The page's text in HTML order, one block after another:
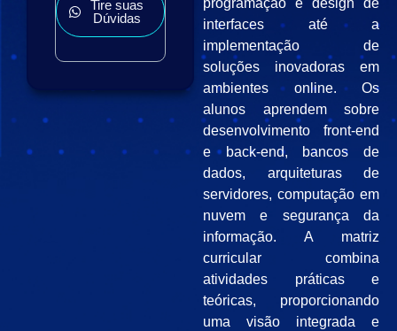
programação e design de
interfaces até a
implementação de
soluções inovadoras em
ambientes online. Os
alunos aprendem sobre
desenvolvimento front-end
e back-end, bancos de
dados, arquiteturas de
servidores, computação em
nuvem e segurança da
informação. A matriz
curricular combina
atividades práticas e
teóricas, proporcionando
uma visão integrada e
Tire suas
Dúvidas